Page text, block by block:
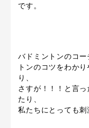
です。
バドミントンのコ
トンのコツをわか
り、
さすが！！！と言
たり、
私たちにとっても刺